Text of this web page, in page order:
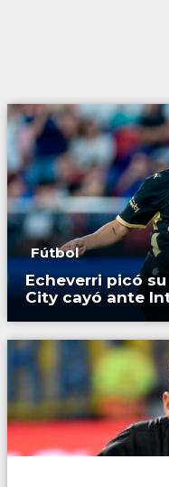
Fútbol
Echeverri picó
City cayó ante